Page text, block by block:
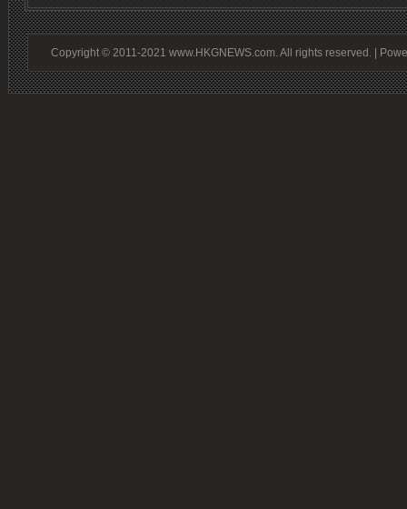
Copyright © 2011-2021 www.HKGNEWS.com. All rights reserved. |